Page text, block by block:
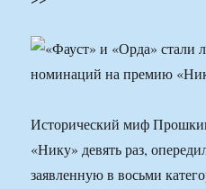
Исторический миф
«Нику» девять раз,
заявленную в восьми